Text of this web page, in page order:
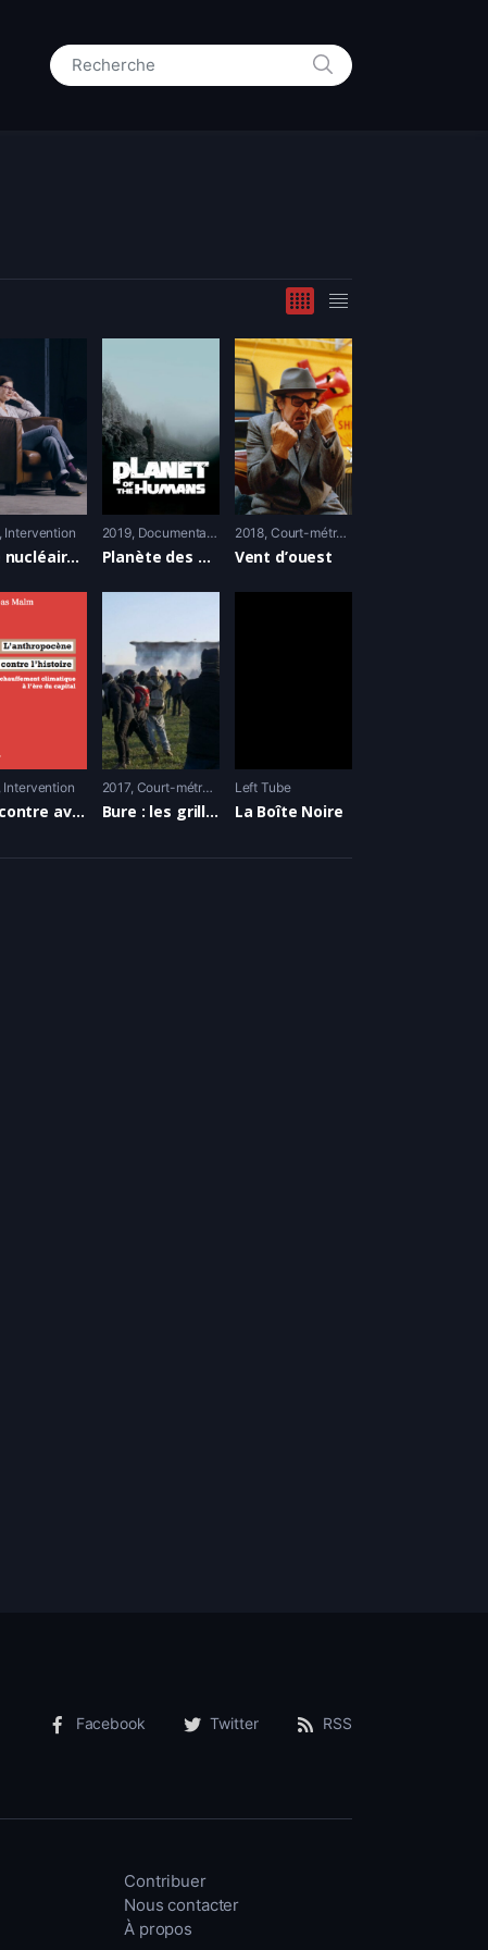
Search for:
RECHERCHE
Intervention
« Le nucléaire, c’est fini » – Entretien avec La Parisienne Libérée
2019 Documentaire
Planète des humains ou Comment le capitalisme a absorbé l’écologie
2018 Court-métrage
Vent d’ouest
Intervention
Rencontre avec Andreas Malm pour L’Anthropocène contre l’histoire
2017 Court-métrage Documentaire
Bure : les grilles de l’Andra sont tombées !
Left Tube
La Boîte Noire
Facebook Twitter RSS
Contribuer
Nous contacter
À propos